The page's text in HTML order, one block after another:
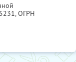
, ОГРН